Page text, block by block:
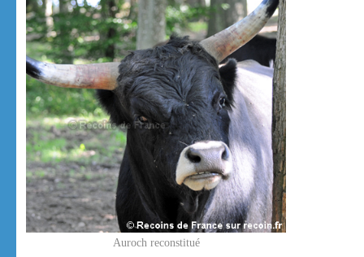
Auroch reconstitué